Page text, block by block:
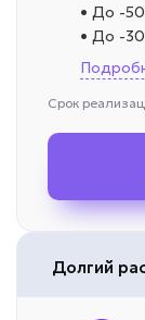
• До -
• До -
Срок
Долгий